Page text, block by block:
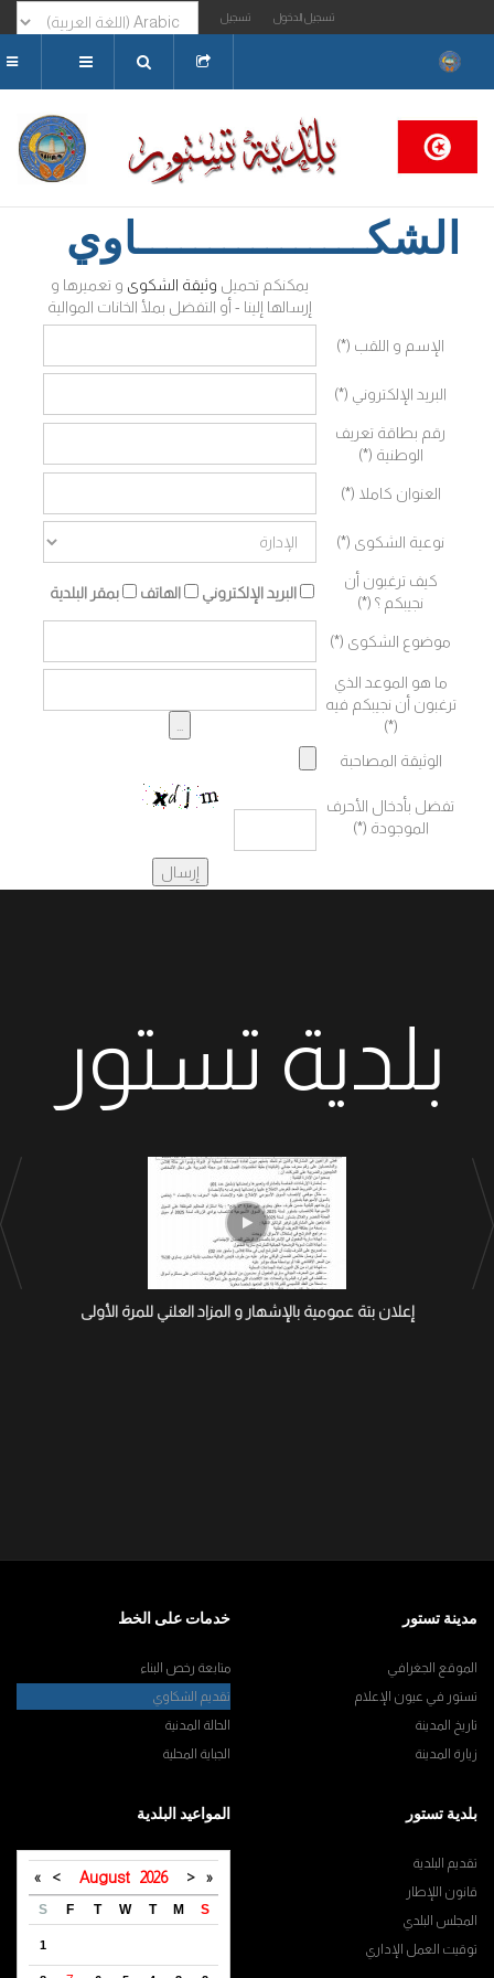
تسجيل الدخول تسجيل
البحث...
الشكــــــــــــــــاوي
يمكنكم تحميل وثيقة الشكوى و تعميرها و
إرسالها إلينا - أو التفضل بملأ الخانات الموالية
الإسم و اللقب (*)
البريد الإلكتروني (*)
رقم بطاقة تعريف
الوطنية (*)
العنوان كاملا (*)
نوعية الشكوى (*)
كيف ترغبون أن
نجيبكم ؟ (*)
البريد الإلكتروني الهاتف بمقر البلدية
موضوع الشكوى (*)
ما هو الموعد الذي
ترغبون أن نجيبكم فيه
(*)
الوثيقة المصاحبة
تفضل بأدخال الأحرف
الموجودة (*)
بلدية تستور
إعلان بتة عمومية بالإشهار و المزاد العلني للمرة الأولى
مدينة تستور
الموقع الجغرافي
تستور في عيون الإعلام
تاريخ المدينة
زيارة المدينة
خدمات على الخط
متابعة رخص البناء
تقديم الشكاوي
الحالة المدنية
الجباية المحلية
بلدية تستور
تقديم البلدية
قانون اللإطار
المجلس البلدي
توقيت العمل الإداري
المواعيد البلدية
«
<
August 2026
>
»
S
M
T
W
T
F
S
1